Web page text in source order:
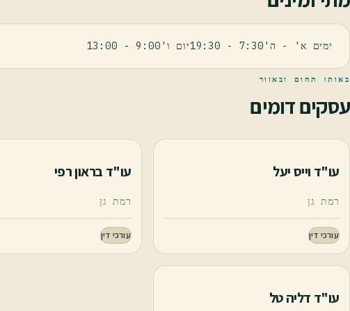
ימים א' - ה'7:30 - 19:30יום ו'9:00 - 13:00
באותו תחום ובאזור
עסקים דומים
עו"ד וייס יעל
רמת גן
עורכי דין
עו"ד בראון רפי
רמת גן
עורכי דין
עו"ד דליה טל